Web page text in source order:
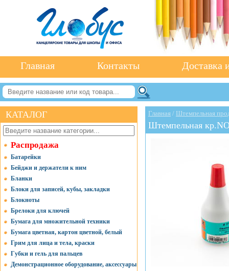
Главная Контакты Доставка
КАТАЛОГ
Распродажа
Батарейки
Бейджи и держатели к ним
Бланки
Блоки для записей, кубы, закладки
Блокноты
Брелоки для ключей
Бумага для множительной техники
Бумага цветная, картон цветной, белый
Грим для лица и тела, краски
Губки и гель для пальцев
Демонстрационное оборудование, аксессуары
Главная / Штемпельная
Штемпельная